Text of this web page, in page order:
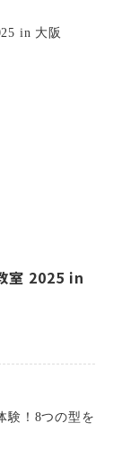
室 2025 in